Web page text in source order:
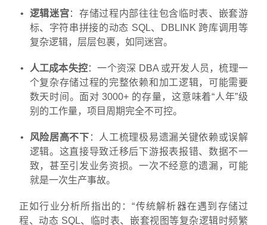
逻辑迷宫：存储过程内部往往包含临时表、嵌套游
标、字符串拼接的动态 SQL、DBLINK 跨库调用等
复杂逻辑，层层包裹，如同迷宫。
人工成本失控：一个资深 DBA 或开发人员，梳理一
个复杂存储过程的完整依赖和加工逻辑，可能需要
数天时间。面对 3000+ 的存量，这意味着“人年”级
别的工作量，项目周期完全不可控。
风险居高不下 ：人工梳理极易遗漏关键依赖或误解
逻辑。这直接导致迁移后下游报表报错、数据不一
致，甚至引发业务资损。一次不经意的遗漏，可能
就是一次生产事故。
正如行业分析所指出的：“传统解析器在遇到存储过
程、动态 SQL、临时表、嵌套视图等复杂逻辑时频繁